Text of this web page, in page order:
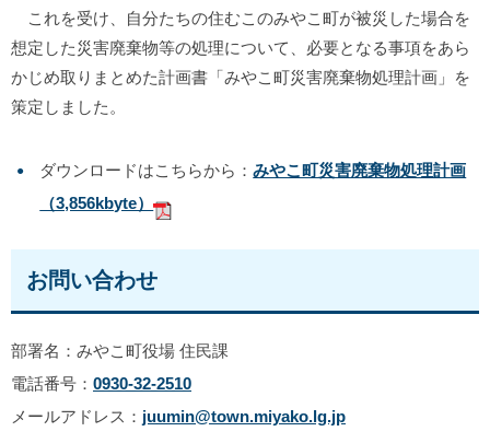
これを受け、自分たちの住むこのみやこ町が被災した場合を
想定した災害廃棄物等の処理について、必要となる事項をあら
かじめ取りまとめた計画書「みやこ町災害廃棄物処理計画」を
策定しました。
ダウンロードはこちらから：みやこ町災害廃棄物処理計画
（3,856kbyte）
お問い合わせ
部署名：みやこ町役場 住民課
電話番号： 0930-32-2510
メールアドレス： juumin@town.miyako.lg.jp